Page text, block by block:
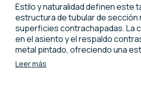
Estilo y naturalidad definen este
estructura de tubular de sección
superficies contrachapadas. La
en el asiento y el respaldo
metal pintado, ofreciendo una
se integra en cualquier ambiente.
detalles formales y la resistencia
Leer más